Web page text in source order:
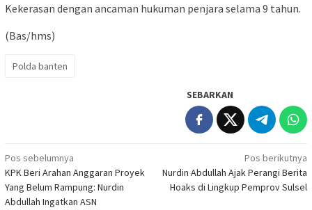
Kekerasan dengan ancaman hukuman penjara selama 9 tahun.
(Bas/hms)
Polda banten
SEBARKAN
Navigasi
pos
Pos sebelumnya
KPK Beri Arahan Anggaran Proyek
Yang Belum Rampung: Nurdin
Abdullah Ingatkan ASN
Pos berikutnya
Nurdin Abdullah Ajak Perangi Berita
Hoaks di Lingkup Pemprov Sulsel